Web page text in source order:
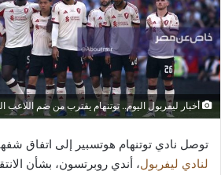
أخبار ليفربول اليوم.. توتنهام يقترب من ضم اللاعب
توصل نادي توتنهام هوتسبير إلى اتفاق
لنادي ليفربول، أندي روبرتسون، بشأن